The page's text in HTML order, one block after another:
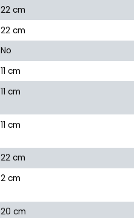
22 cm
22 cm
No
11 cm
11 cm
11 cm
22 cm
2 cm
20 cm